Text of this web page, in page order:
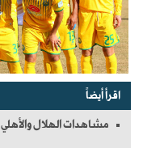
اقرأ أيضاً
مشاهدات الهلال والأهلي